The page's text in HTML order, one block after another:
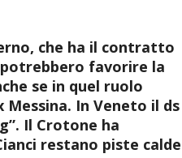
che ha il contratto
favorire la
se in quel ruolo
In Veneto il ds
Il Crotone ha
restano piste calde